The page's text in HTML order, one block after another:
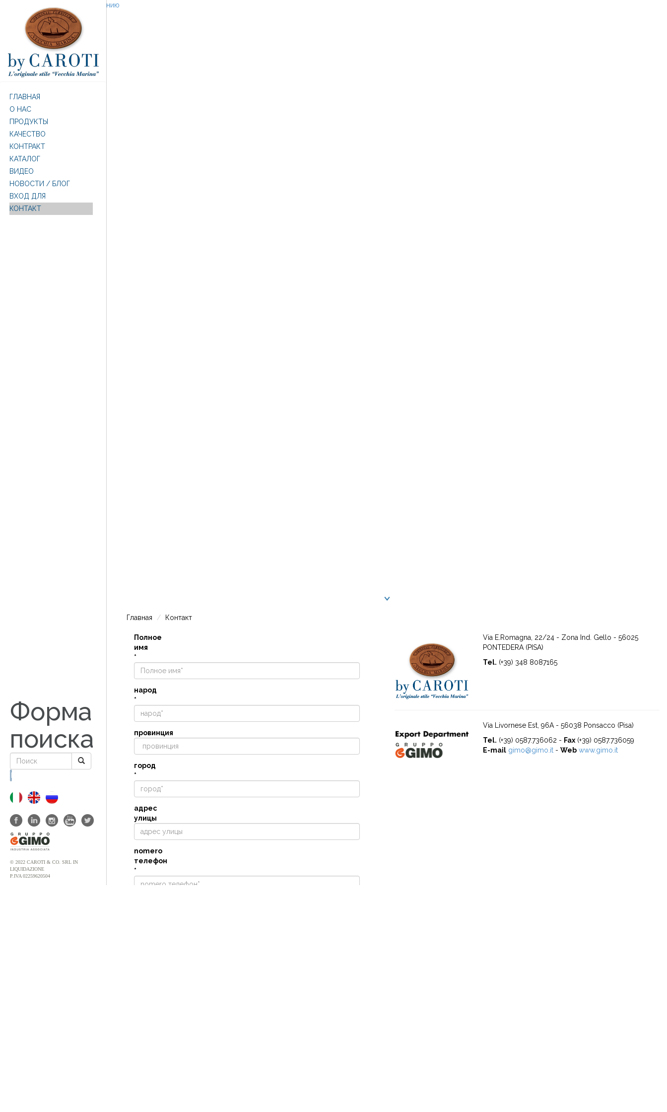
Перейти к основному содержанию
ГЛАВНАЯ
O НАС
ПРОДУКТЫ
КАЧЕСТВО
КОНТРАКТ
КАТАЛОГ
ВИДЕО
НОВОСТИ / БЛОГ
ВХОД ДЛЯ
КОНТАКТ
Форма
поиска
© 2022 CAROTI & CO. SRL IN
LIQUIDAZIONE
P.IVA 02259620504
Главная Контакт
Полное
имя
*
народ
*
провинция
город
*
адрес
улицы
nomero
телефон
*
Via E.Romagna, 22/24 - Zona Ind. Gello - 56025
PONTEDERA (PISA)
Tel. (+39) 348 8087165
Via Livornese Est, 96A - 56038 Ponsacco (Pisa)
Tel. (+39) 0587.736062 - Fax(+39) 0587.736059
E-mail gimo@gimo.it- Web www.gimo.it